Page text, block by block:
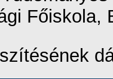
Főiskola,